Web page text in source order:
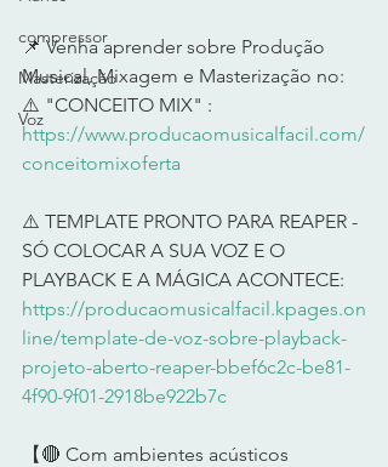
compressor
Masterização
Voz
📌 Venha aprender sobre Produção
Musical, Mixagem e Masterização no:
⚠️ "CONCEITO MIX" :
https://www.producaomusicalfacil.com/
conceitomixoferta
⚠️ TEMPLATE PRONTO PARA REAPER -
SÓ COLOCAR A SUA VOZ E O
PLAYBACK E A MÁGICA ACONTECE:
https://producaomusicalfacil.kpages.on
line/template-de-voz-sobre-playback-
projeto-aberto-reaper-bbef6c2c-be81-
4f90-9f01-2918be922b7c
【🔴 Com ambientes acústicos